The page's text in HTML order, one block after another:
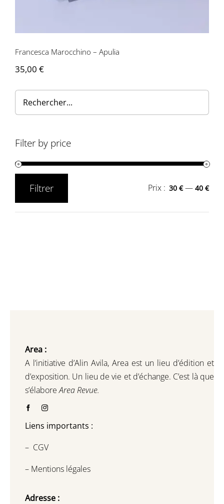
Francesca Marocchino – Apulia
35,00 €
Filter by price
Filtrer Prix : 30 €—40 €
Area :
A l’initiative d’Alin Avila, Area est un lieu d’édition et
d’exposition. Un lieu de vie et d’échange. C’est là que
s’élaboreArea Revue.
Liens importants :
– CGV
– Mentions légales
Adresse :